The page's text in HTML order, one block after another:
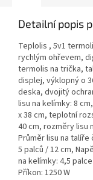
Detailní popis
Teplolis , 5v1
rychlým ohřevem,
termolis na trička,
displej, výklopný o
deska, dvojitý
lisu na kelímky: 8
x 38 cm, teplotní
40 cm, rozměry lisu
Průměr lisu na talíře
5 palců / 12 cm,
na kelímky: 4,5
Příkon: 1250 W